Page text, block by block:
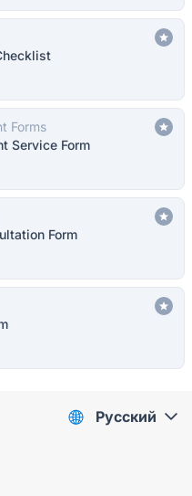
Forms
Service Form
Form
Pусский